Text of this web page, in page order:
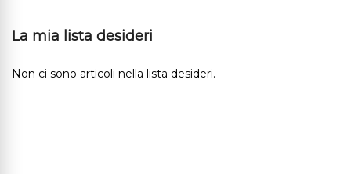
La mia lista desideri
Non ci sono articoli nella lista desideri.